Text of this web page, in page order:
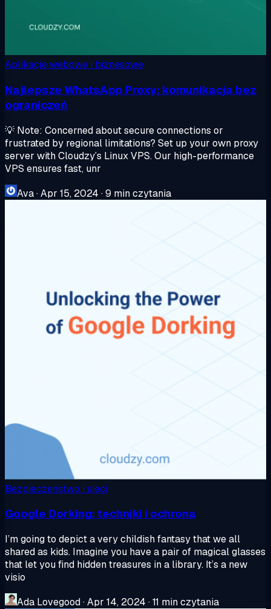
Aplikacje webowe i biznesowe
Najlepsze WhatsApp Proxy: komunikacja bez
ograniczeń
💡 Note: Concerned about secure connections or
frustrated by regional limitations? Set up your own proxy
server with Cloudzy’s Linux VPS. Our high-performance
VPS ensures fast, unr
Ava·Apr 15, 2024 ·9 min czytania
Bezpieczeństwo i sieci
Google Dorking: techniki i ochrona
I’m going to depict a very childish fantasy that we all
shared as kids. Imagine you have a pair of magical glasses
that let you find hidden treasures in a library. It’s a new
visio
Ada Lovegood·Apr 14, 2024 ·11 min czytania